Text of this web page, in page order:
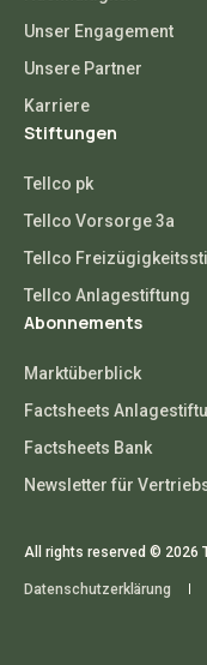
Unser Engagement
Unsere Partner
Karriere
Stiftungen
Tellco pk
Tellco Vorsorge 3a
Tellco
Tellco Anlagestiftung
Abonnements
Marktüberblick
Factsheets
Factsheets Bank
Newsletter für
All rights reserved © 2026
Datenschutzerklärung